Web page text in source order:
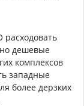
расходовать
дешевые
комплексов
западные
более дерзких